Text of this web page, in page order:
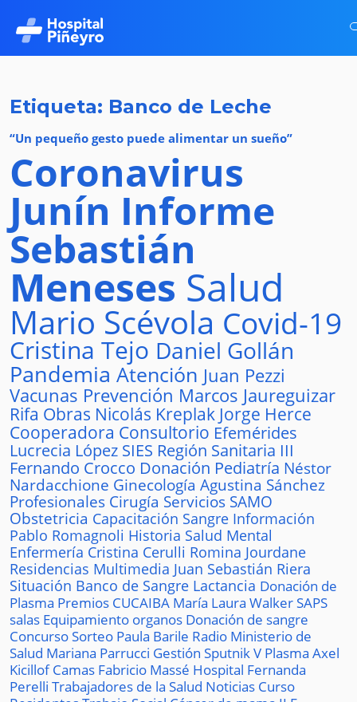
Etiqueta: Banco de Leche
“Un pequeño gesto puede alimentar un sueño”
Coronavirus
Junín Informe
Sebastián
Meneses Salud
Mario Scévola Covid-19
Cristina Tejo Daniel Gollán
Pandemia Atención Juan Pezzi
Vacunas Prevención Marcos Jaureguizar
Rifa Obras Nicolás Kreplak Jorge Herce
Cooperadora Consultorio Efemérides
Lucrecia López SIES Región Sanitaria III
Fernando Crocco Donación Pediatría Néstor
Nardacchione Ginecología Agustina Sánchez
Profesionales Cirugía Servicios SAMO
Obstetricia Capacitación Sangre Información
Pablo Romagnoli Historia Salud Mental
Enfermería Cristina Cerulli Romina Jourdane
Residencias Multimedia Juan Sebastián Riera
Situación Banco de Sangre Lactancia Donación de
Plasma Premios CUCAIBA María Laura WalkerSAPS
salas Equipamiento organos Donación de sangre
ConcursoSorteo Paula Barile Radio Ministerio de
Salud Mariana Parrucci Gestión Sputnik V Plasma Axel
KicillofCamas Fabricio Massé Hospital Fernanda
Perelli Trabajadores de la Salud Noticias Curso